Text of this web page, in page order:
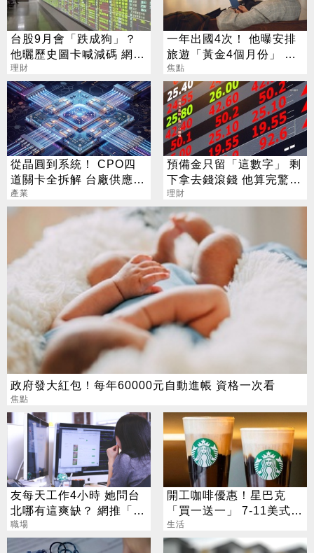
台股9月會「跌成狗」？
他曬歷史圖卡喊減碼 網看
法兩極
理財
一年出國4次！ 他曝安排
旅遊「黃金4個月份」 卡
對整年活在期待中
焦點
從晶圓到系統！ CPO四
道關卡全拆解 台廠供應鏈
陣容曝光
產業
預備金只留「這數字」 剩
下拿去錢滾錢 他算完驚
呼：壓力山大
理財
政府發大紅包！每年60000元自動進帳 資格一次看
焦點
友每天工作4小時 她問台
北哪有這爽缺？ 網推「這
一類」：1天只做10分鐘
職場
開工咖啡優惠！星巴克
「買一送一」 7-11美式買
7送7
生活